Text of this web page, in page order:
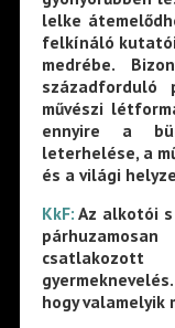
lelke
felkínáló
medrébe.
századforduló
művészi
ennyire a
leterhelése, a
és a világi
KkF: Az alkotói
hogy